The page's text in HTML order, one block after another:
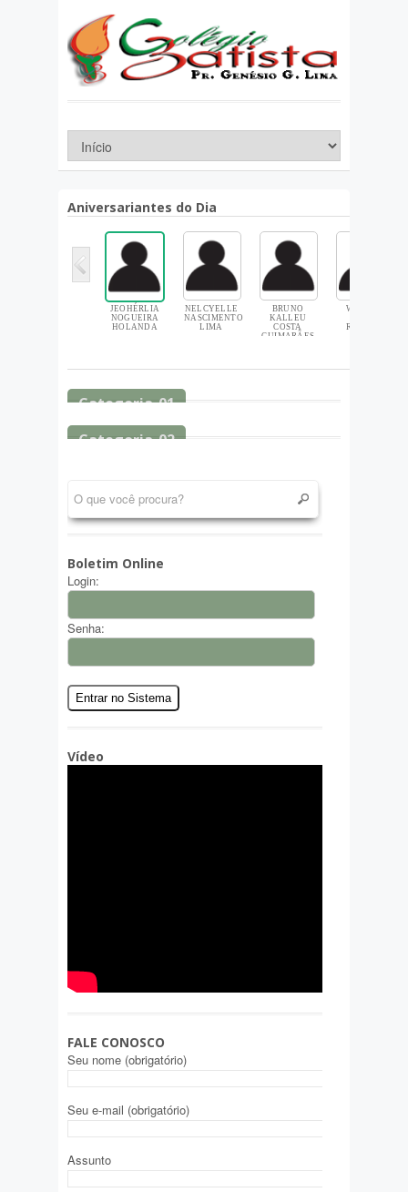
Aniversariantes do Dia
Categoria-01
Categoria-02
Boletim Online
Login:
Senha:
Vídeo
FALE CONOSCO
Seu nome (obrigatório)
Seu e-mail (obrigatório)
Assunto